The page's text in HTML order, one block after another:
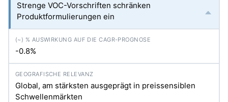
Strenge VOC-Vorschriften schränken
Produktformulierungen ein
-0.8%
Global, am stärksten ausgeprägt in preissensiblen
Schwellenmärkten